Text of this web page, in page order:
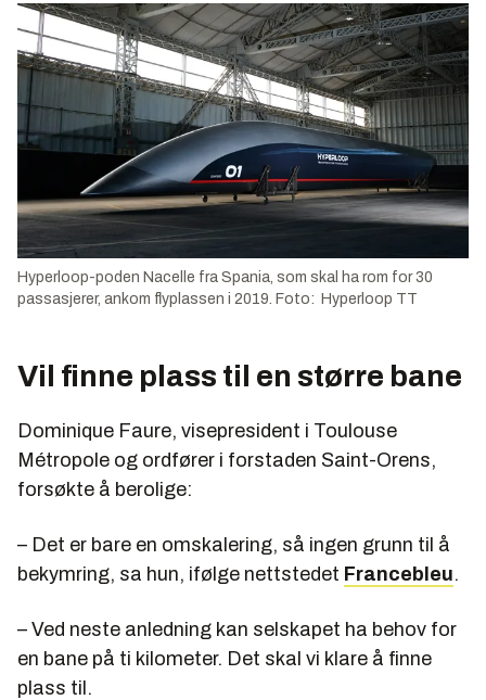
Hyperloop-poden Nacelle fra Spania, som skal ha rom for 30
passasjerer, ankom flyplassen i 2019. Foto: Hyperloop TT
Vil finne plass til en større bane
Dominique Faure, visepresident i Toulouse
Métropole og ordfører i forstaden Saint-Orens,
forsøkte å berolige:
– Det er bare en omskalering, så ingen grunn til å
bekymring, sa hun, ifølge nettstedet Francebleu.
– Ved neste anledning kan selskapet ha behov for
en bane på ti kilometer. Det skal vi klare å finne
plass til.